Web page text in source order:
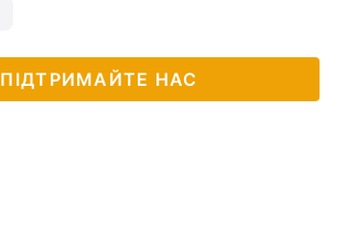
ПІДТРИМАЙТЕ НАС